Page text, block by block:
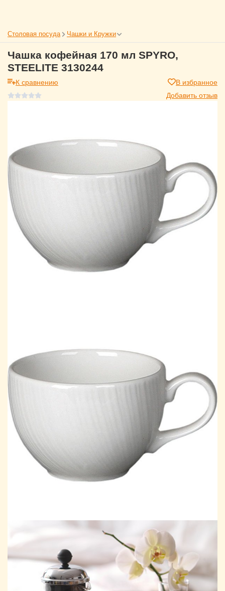
Столовая посуда Чашки и Кружки
Чашка кофейная 170 мл SPYRO,
STEELITE 3130244
К сравнению
В избранное
Добавить отзыв